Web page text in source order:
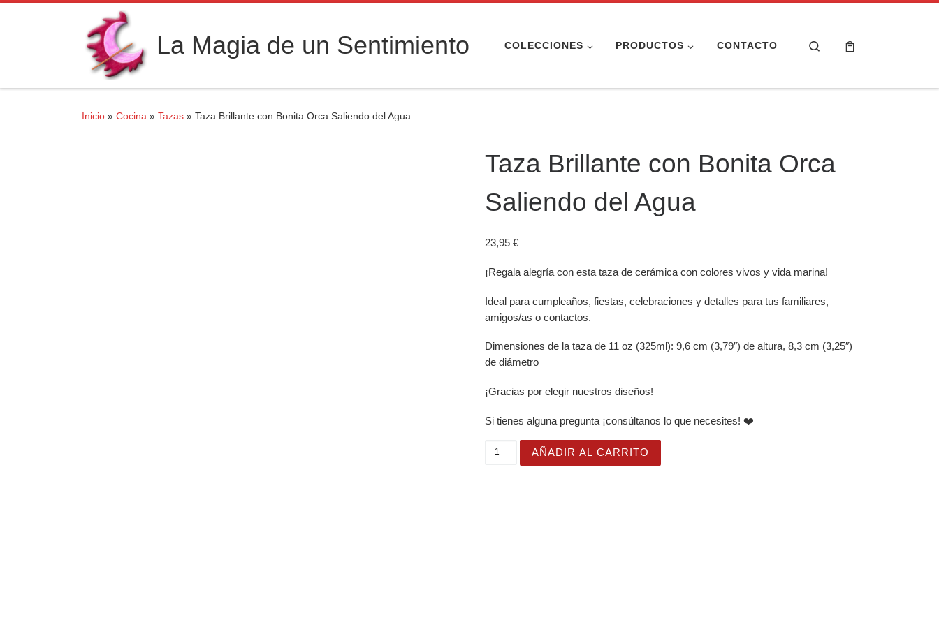
Saltar al contenido
La Magia de un Sentimiento COLECCIONES PRODUCTOS CONTACTO Search
Inicio » Cocina » Tazas » Taza Brillante con Bonita Orca Saliendo del Agua
Taza Brillante con Bonita Orca
Saliendo del Agua
23,95€
¡Regala alegría con esta taza de cerámica con colores vivos y vida marina!
Ideal para cumpleaños, fiestas, celebraciones y detalles para tus familiares,
amigos/as o contactos.
Dimensiones de la taza de 11 oz (325ml): 9,6 cm (3,79″) de altura, 8,3 cm (3,25″)
de diámetro
¡Gracias por elegir nuestros diseños!
Si tienes alguna pregunta ¡consúltanos lo que necesites! ❤️
Taza Brillante con Bonita Orca Saliendo del Agua cantidad
AÑADIR AL CARRITO